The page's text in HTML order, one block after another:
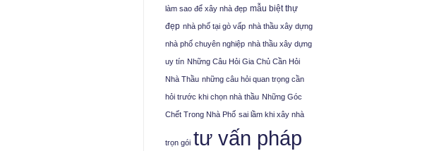
làm sao để xây nhà đẹp mẫu biệt thự
đẹp nhà phố tại gò vấp nhà thầu xây dựng
nhà phố chuyên nghiệp nhà thầu xây dựng
uy tín Những Câu Hỏi Gia Chủ Cần Hỏi
Nhà Thầu những câu hỏi quan trọng cần
hỏi trước khi chọn nhà thầu Những Góc
Chết Trong Nhà Phố sai lầm khi xây nhà
trọn gói tư vấn pháp